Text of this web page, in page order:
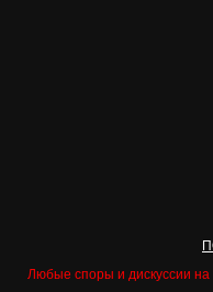
Любые споры и дискуссии на